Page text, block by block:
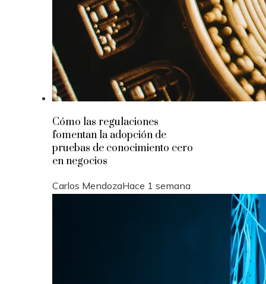
Cómo las regulaciones
fomentan la adopción de
pruebas de conocimiento cero
en negocios
Carlos MendozaHace 1 semana